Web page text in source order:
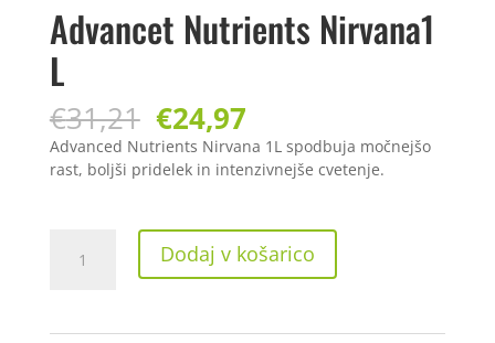
Advancet Nutrients Nirvana1
L
€31,21 Izvirna
cena
je
bila:
€24,97Trenutna
cena
je:
€24,97.
Advanced Nutrients Nirvana 1L spodbuja močnejšo
rast, boljši pridelek in intenzivnejše cvetenje.
Nutrients
količina
Dodaj v košarico